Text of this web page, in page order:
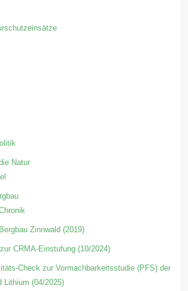
Natur
Zinnwald (2019)
CRMA-Einstufung (10/2024)
Check zur Vormachbarkeitsstudie (PFS) der
Lithium (04/2025)